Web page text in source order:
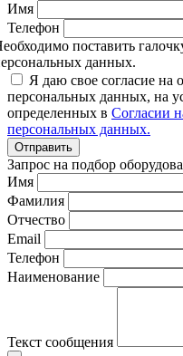
Имя
Телефон
поставить
данных.
Я даю свое согласие на
персональных данных, на
определенных в Согласии
персональных данных.
Отправить
Запрос на подбор
Имя
Фамилия
Отчество
Email
Телефон
Наименование
Текст сообщения